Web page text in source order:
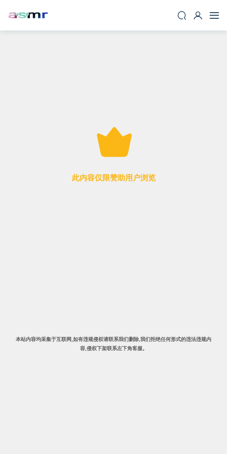
此内容仅限赞助用户浏览
本站内容均采集于互联网, 如有违规侵权请联系我们删除 ,我们拒绝任何形式的违法违规内
容,侵权下架联系左下角客服。